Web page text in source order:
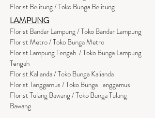
Florist Belitung / Toko Bunga Belitung
LAMPUNG
Florist Bandar Lampung / Toko Bandar Lampung
Florist Metro / Toko Bunga Metro
Florist Lampung Tengah / Toko Bunga Lampung
Tengah
Florist Kalianda / Toko Bunga Kalianda
Florist Tanggamus / Toko Bunga Tanggamus
Florist Tulang Bawang / Toko Bunga Tulang
Bawang